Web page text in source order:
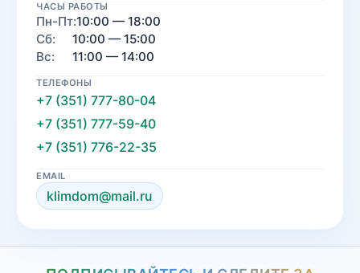
ЧАСЫ РАБОТЫ
Пн-Пт:10:00 — 18:00
Сб:
10:00 — 15:00
Вс:
11:00 — 14:00
ТЕЛЕФОНЫ
+7 (351) 777-80-04
+7 (351) 777-59-40
+7 (351) 776-22-35
EMAIL
klimdom@mail.ru